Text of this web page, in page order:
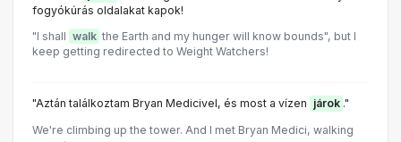
fogyókúrás oldalakat kapok!
"I shall walk the Earth and my hunger will know bounds", but I
keep getting redirected to Weight Watchers!
"Aztán találkoztam Bryan Medicivel, és most a vízen járok ."
We're climbing up the tower. And I met Bryan Medici, walking